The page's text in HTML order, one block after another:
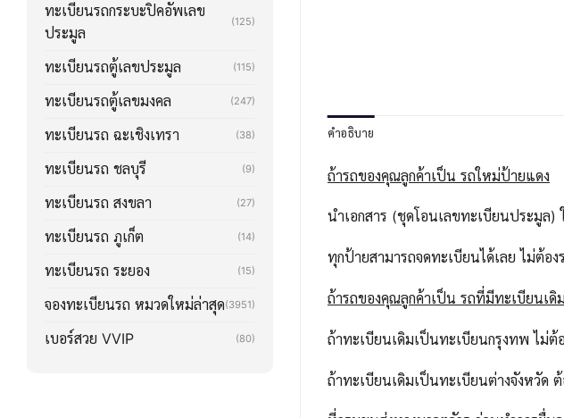
ทะเบียนรถกระบะปิคอัพเลข
ประมูล
(125)
ทะเบียนรถตู้เลขประมูล (115)
ทะเบียนรถตู้เลขมงคล (247)
ทะเบียนรถ ฉะเชิงเทรา (38)
ทะเบียนรถ ชลบุรี (9)
ทะเบียนรถ สงขลา (27)
ทะเบียนรถ ภูเก็ต (14)
ทะเบียนรถ ระยอง (15)
จองทะเบียนรถ หมวดใหม่ล่าสุด(3951)
เบอร์สวย VVIP (80)
คำอธิบาย
ถ้ารถของคุณลูกค้าเป็น รถใหม่ป้ายแดง
นำเอกสาร (ชุดโอนเลขทะเบียนประมูล
ทุกป้ายสามารถจดทะเบียนได้เลย ไม่ต้อ
ถ้ารถของคุณลูกค้าเป็น รถที่มีทะเบียนเดิ
ถ้าทะเบียนเดิมเป็นทะเบียนกรุงทพ ไม่ต้
ถ้าทะเบียนเดิมเป็นทะเบียนต่างจังหวัด